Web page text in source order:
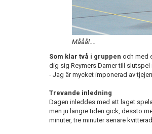
Mååål....
Som klar två i gruppen och med
dig sig Reymers Damer till
- Jag är mycket imponerad av
Trevande inledning
Dagen inleddes med att laget
men ju längre tiden gick, dessto
minuter, tre minuter senare